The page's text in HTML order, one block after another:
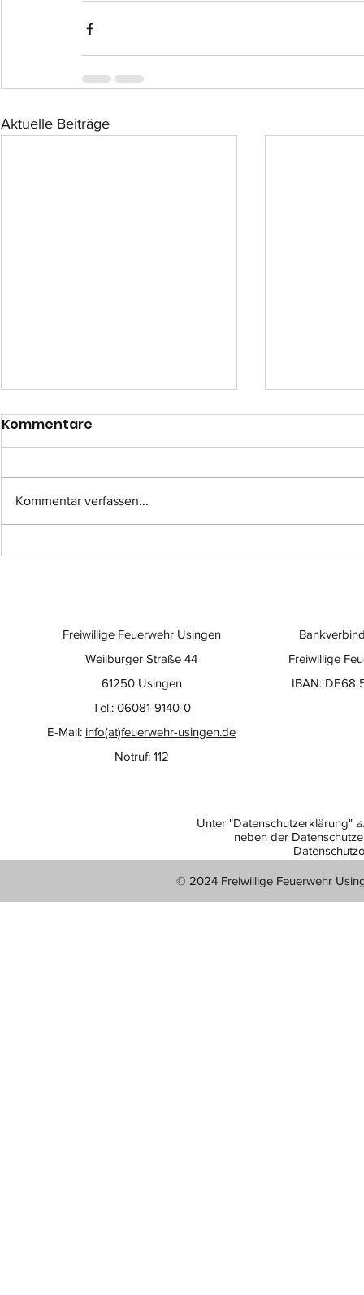
Aktuelle Beiträge
Einsatz-Nr.: 057
Kommentare
Kommentar verfassen...
Freiwillige
IBAN: DE68
Freiwillige Feuerwehr Usingen
Weilburger Straße 44
61250 Usingen
Tel.: 06081-9140-0
E-Mail: info(at)feuerwehr-usingen.de
Notruf: 112
Unter "Datenschutzerklärung"
neben der
© 2024 Freiwillige Feuerwehr